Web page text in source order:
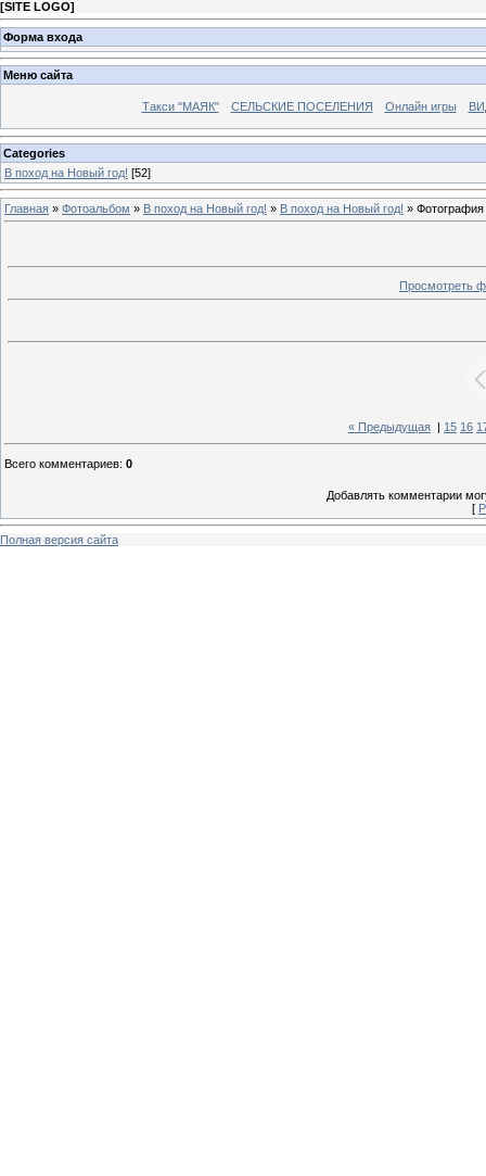
[SITE LOGO]
Форма входа
Меню сайта
Такси "МАЯК" СЕЛЬСКИЕ ПОСЕЛЕНИЯ Онлайн игры
Categories
В поход на Новый год! [52]
Главная » Фотоальбом » В поход на Новый год! » В поход на Новый год! » Фотография
Просмотреть
« Предыдущая 15 16
Всего комментариев: 0
Добавлять комментарии
[
Полная версия сайта